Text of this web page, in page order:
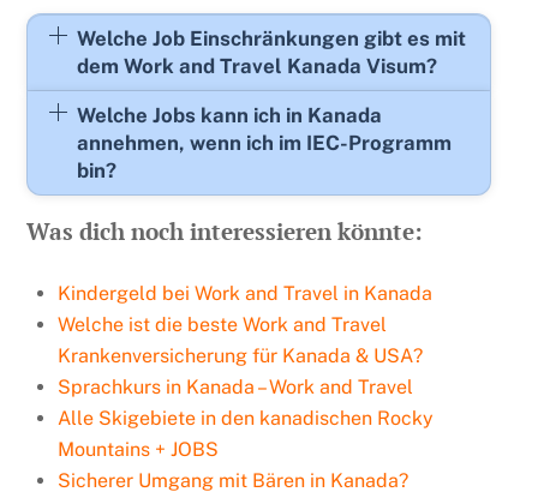
Welche Job Einschränkungen gibt es mit
dem Work and Travel Kanada Visum?
Welche Jobs kann ich in Kanada
annehmen, wenn ich im IEC-Programm
bin?
Was dich noch interessieren könnte:
Kindergeld bei Work and Travel in Kanada
Welche ist die beste Work and Travel
Krankenversicherung für Kanada & USA?
Sprachkurs in Kanada – Work and Travel
Alle Skigebiete in den kanadischen Rocky
Mountains + JOBS
Sicherer Umgang mit Bären in Kanada?